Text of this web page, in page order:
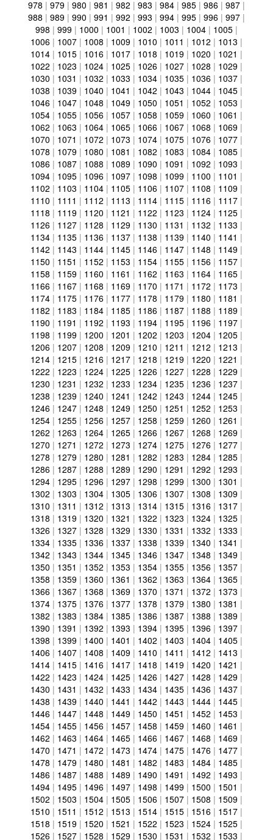
978 | 979 | 980 | 981 | 982 | 983 | 984 | 985 | 986 | 987 |
988 | 989 | 990 | 991 | 992 | 993 | 994 | 995 | 996 | 997 |
998 | 999 | 1000 | 1001 | 1002 | 1003 | 1004 | 1005 |
1006 | 1007 | 1008 | 1009 | 1010 | 1011 | 1012 | 1013 |
1014 | 1015 | 1016 | 1017 | 1018 | 1019 | 1020 | 1021 |
1022 | 1023 | 1024 | 1025 | 1026 | 1027 | 1028 | 1029 |
1030 | 1031 | 1032 | 1033 | 1034 | 1035 | 1036 | 1037 |
1038 | 1039 | 1040 | 1041 | 1042 | 1043 | 1044 | 1045 |
1046 | 1047 | 1048 | 1049 | 1050 | 1051 | 1052 | 1053 |
1054 | 1055 | 1056 | 1057 | 1058 | 1059 | 1060 | 1061 |
1062 | 1063 | 1064 | 1065 | 1066 | 1067 | 1068 | 1069 |
1070 | 1071 | 1072 | 1073 | 1074 | 1075 | 1076 | 1077 |
1078 | 1079 | 1080 | 1081 | 1082 | 1083 | 1084 | 1085 |
1086 | 1087 | 1088 | 1089 | 1090 | 1091 | 1092 | 1093 |
1094 | 1095 | 1096 | 1097 | 1098 | 1099 | 1100 | 1101 |
1102 | 1103 | 1104 | 1105 | 1106 | 1107 | 1108 | 1109 |
1110 | 1111 | 1112 | 1113 | 1114 | 1115 | 1116 | 1117 |
1118 | 1119 | 1120 | 1121 | 1122 | 1123 | 1124 | 1125 |
1126 | 1127 | 1128 | 1129 | 1130 | 1131 | 1132 | 1133 |
1134 | 1135 | 1136 | 1137 | 1138 | 1139 | 1140 | 1141 |
1142 | 1143 | 1144 | 1145 | 1146 | 1147 | 1148 | 1149 |
1150 | 1151 | 1152 | 1153 | 1154 | 1155 | 1156 | 1157 |
1158 | 1159 | 1160 | 1161 | 1162 | 1163 | 1164 | 1165 |
1166 | 1167 | 1168 | 1169 | 1170 | 1171 | 1172 | 1173 |
1174 | 1175 | 1176 | 1177 | 1178 | 1179 | 1180 | 1181 |
1182 | 1183 | 1184 | 1185 | 1186 | 1187 | 1188 | 1189 |
1190 | 1191 | 1192 | 1193 | 1194 | 1195 | 1196 | 1197 |
1198 | 1199 | 1200 | 1201 | 1202 | 1203 | 1204 | 1205 |
1206 | 1207 | 1208 | 1209 | 1210 | 1211 | 1212 | 1213 |
1214 | 1215 | 1216 | 1217 | 1218 | 1219 | 1220 | 1221 |
1222 | 1223 | 1224 | 1225 | 1226 | 1227 | 1228 | 1229 |
1230 | 1231 | 1232 | 1233 | 1234 | 1235 | 1236 | 1237 |
1238 | 1239 | 1240 | 1241 | 1242 | 1243 | 1244 | 1245 |
1246 | 1247 | 1248 | 1249 | 1250 | 1251 | 1252 | 1253 |
1254 | 1255 | 1256 | 1257 | 1258 | 1259 | 1260 | 1261 |
1262 | 1263 | 1264 | 1265 | 1266 | 1267 | 1268 | 1269 |
1270 | 1271 | 1272 | 1273 | 1274 | 1275 | 1276 | 1277 |
1278 | 1279 | 1280 | 1281 | 1282 | 1283 | 1284 | 1285 |
1286 | 1287 | 1288 | 1289 | 1290 | 1291 | 1292 | 1293 |
1294 | 1295 | 1296 | 1297 | 1298 | 1299 | 1300 | 1301 |
1302 | 1303 | 1304 | 1305 | 1306 | 1307 | 1308 | 1309 |
1310 | 1311 | 1312 | 1313 | 1314 | 1315 | 1316 | 1317 |
1318 | 1319 | 1320 | 1321 | 1322 | 1323 | 1324 | 1325 |
1326 | 1327 | 1328 | 1329 | 1330 | 1331 | 1332 | 1333 |
1334 | 1335 | 1336 | 1337 | 1338 | 1339 | 1340 | 1341 |
1342 | 1343 | 1344 | 1345 | 1346 | 1347 | 1348 | 1349 |
1350 | 1351 | 1352 | 1353 | 1354 | 1355 | 1356 | 1357 |
1358 | 1359 | 1360 | 1361 | 1362 | 1363 | 1364 | 1365 |
1366 | 1367 | 1368 | 1369 | 1370 | 1371 | 1372 | 1373 |
1374 | 1375 | 1376 | 1377 | 1378 | 1379 | 1380 | 1381 |
1382 | 1383 | 1384 | 1385 | 1386 | 1387 | 1388 | 1389 |
1390 | 1391 | 1392 | 1393 | 1394 | 1395 | 1396 | 1397 |
1398 | 1399 | 1400 | 1401 | 1402 | 1403 | 1404 | 1405 |
1406 | 1407 | 1408 | 1409 | 1410 | 1411 | 1412 | 1413 |
1414 | 1415 | 1416 | 1417 | 1418 | 1419 | 1420 | 1421 |
1422 | 1423 | 1424 | 1425 | 1426 | 1427 | 1428 | 1429 |
1430 | 1431 | 1432 | 1433 | 1434 | 1435 | 1436 | 1437 |
1438 | 1439 | 1440 | 1441 | 1442 | 1443 | 1444 | 1445 |
1446 | 1447 | 1448 | 1449 | 1450 | 1451 | 1452 | 1453 |
1454 | 1455 | 1456 | 1457 | 1458 | 1459 | 1460 | 1461 |
1462 | 1463 | 1464 | 1465 | 1466 | 1467 | 1468 | 1469 |
1470 | 1471 | 1472 | 1473 | 1474 | 1475 | 1476 | 1477 |
1478 | 1479 | 1480 | 1481 | 1482 | 1483 | 1484 | 1485 |
1486 | 1487 | 1488 | 1489 | 1490 | 1491 | 1492 | 1493 |
1494 | 1495 | 1496 | 1497 | 1498 | 1499 | 1500 | 1501 |
1502 | 1503 | 1504 | 1505 | 1506 | 1507 | 1508 | 1509 |
1510 | 1511 | 1512 | 1513 | 1514 | 1515 | 1516 | 1517 |
1518 | 1519 | 1520 | 1521 | 1522 | 1523 | 1524 | 1525 |
1526 | 1527 | 1528 | 1529 | 1530 | 1531 | 1532 | 1533 |